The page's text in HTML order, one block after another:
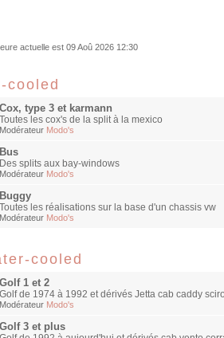
actuelle est 09 Aoû 2026 12:30
cooled
Cox, type 3 et karmann
Toutes les cox's de la split à la mexico
Modérateur Modo's
Bus
Des splits aux bay-windows
Modérateur Modo's
Buggy
Toutes les réalisations sur la base d'un chassis vw
Modérateur Modo's
cooled
Golf 1 et 2
Golf de 1974 à 1992 et dérivés Jetta cab caddy
Modérateur Modo's
Golf 3 et plus